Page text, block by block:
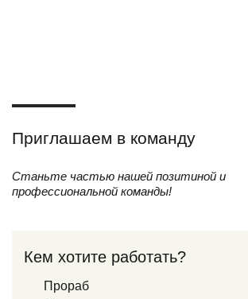
Приглашаем в команду
Станьте частью нашей позитиной и
профессиональной команды!
Кем хотите работать?
Прораб